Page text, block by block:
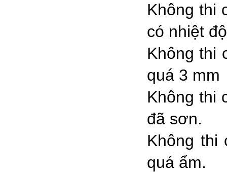
Không thi
có nhiệt
Không thi
quá 3 mm
Không thi
đã sơn.
Không thi
quá ẩm.